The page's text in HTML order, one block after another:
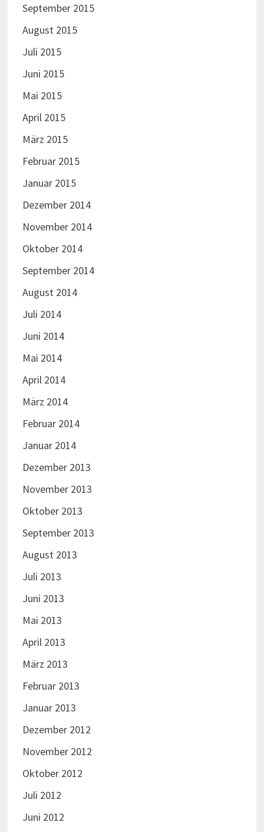
September 2015
August 2015
Juli 2015
Juni 2015
Mai 2015
April 2015
März 2015
Februar 2015
Januar 2015
Dezember 2014
November 2014
Oktober 2014
September 2014
August 2014
Juli 2014
Juni 2014
Mai 2014
April 2014
März 2014
Februar 2014
Januar 2014
Dezember 2013
November 2013
Oktober 2013
September 2013
August 2013
Juli 2013
Juni 2013
Mai 2013
April 2013
März 2013
Februar 2013
Januar 2013
Dezember 2012
November 2012
Oktober 2012
Juli 2012
Juni 2012